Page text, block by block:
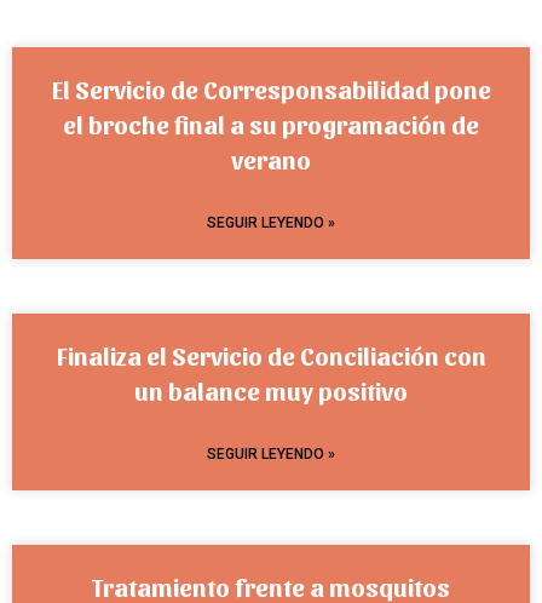
El Servicio de Corresponsabilidad pone
el broche final a su programación de
verano
SEGUIR LEYENDO »
Finaliza el Servicio de Conciliación con
un balance muy positivo
SEGUIR LEYENDO »
Tratamiento frente a mosquitos